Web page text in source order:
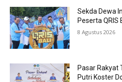
Sekda Dewa
Peserta QRIS
8 Agustus 2026
Pasar Rakyat
Putri Koster